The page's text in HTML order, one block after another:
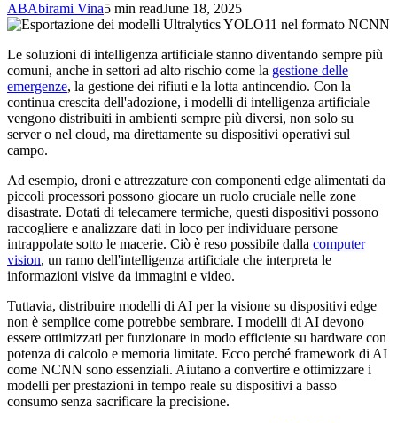
ABAbirami Vina5 min readJune 18, 2025
Le soluzioni di intelligenza artificiale stanno diventando sempre più
comuni, anche in settori ad alto rischio come la gestione delle
emergenze, la gestione dei rifiuti e la lotta antincendio. Con la
continua crescita dell'adozione, i modelli di intelligenza artificiale
vengono distribuiti in ambienti sempre più diversi, non solo su
server o nel cloud, ma direttamente su dispositivi operativi sul
campo.
Ad esempio, droni e attrezzature con componenti edge alimentati da
piccoli processori possono giocare un ruolo cruciale nelle zone
disastrate. Dotati di telecamere termiche, questi dispositivi possono
raccogliere e analizzare dati in loco per individuare persone
intrappolate sotto le macerie. Ciò è reso possibile dalla computer
vision, un ramo dell'intelligenza artificiale che interpreta le
informazioni visive da immagini e video.
Tuttavia, distribuire modelli di AI per la visione su dispositivi edge
non è semplice come potrebbe sembrare. I modelli di AI devono
essere ottimizzati per funzionare in modo efficiente su hardware con
potenza di calcolo e memoria limitate. Ecco perché framework di AI
come NCNN sono essenziali. Aiutano a convertire e ottimizzare i
modelli per prestazioni in tempo reale su dispositivi a basso
consumo senza sacrificare la precisione.